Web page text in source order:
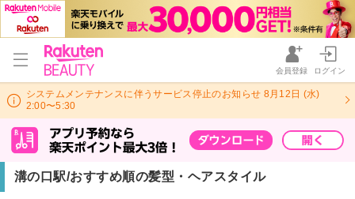
会員登録 ログイン
システムメンテナンスに伴うサービス停止のお知らせ 8月12日 (水)
2:00〜5:30
溝の口駅/おすすめ順の髪型・ヘアスタイル